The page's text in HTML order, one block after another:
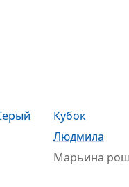
Кубок
Людмила
Марьина